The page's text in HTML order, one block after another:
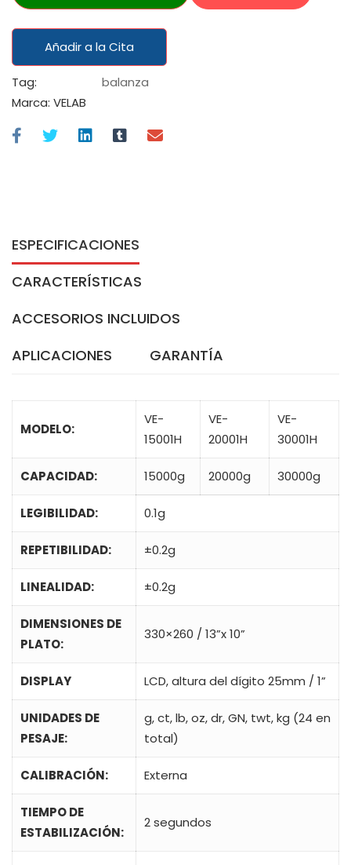
Añadir a la Cita
Tag:
balanza
Marca: VELAB
ESPECIFICACIONES
CARACTERÍSTICAS
ACCESORIOS INCLUIDOS
APLICACIONES
GARANTÍA
MODELO:
VE-
15001H
VE-
20001H
VE-
30001H
CAPACIDAD: 15000g 20000g 30000g
LEGIBILIDAD: 0.1g
REPETIBILIDAD: ±0.2g
LINEALIDAD: ±0.2g
DIMENSIONES DE
PLATO:
330×260 / 13”x 10”
DISPLAY LCD, altura del dígito 25mm / 1”
UNIDADES DE
PESAJE:
g, ct, lb, oz, dr, GN, twt, kg (24 en
total)
CALIBRACIÓN: Externa
TIEMPO DE
ESTABILIZACIÓN:
2 segundos